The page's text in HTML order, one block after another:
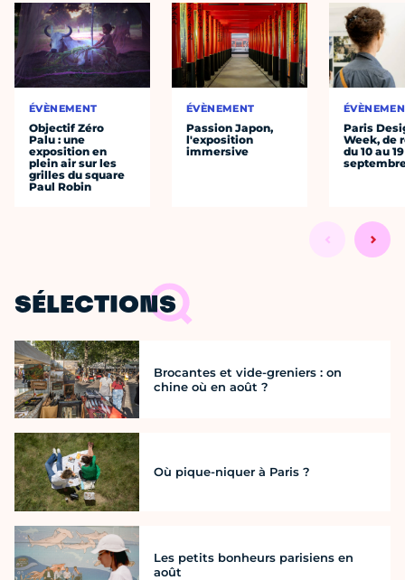
ÉVÈNEMENT
Objectif Zéro
Palu : une
exposition en
plein air sur les
grilles du square
Paul Robin
ÉVÈNEMENT
Passion Japon,
l'exposition
immersive
Paris
Week, de
du 10 au 19
SÉLECTIONS
Brocantes et vide-greniers : on
chine où en août ?
Où pique-niquer à Paris ?
Les petits bonheurs parisiens en
août